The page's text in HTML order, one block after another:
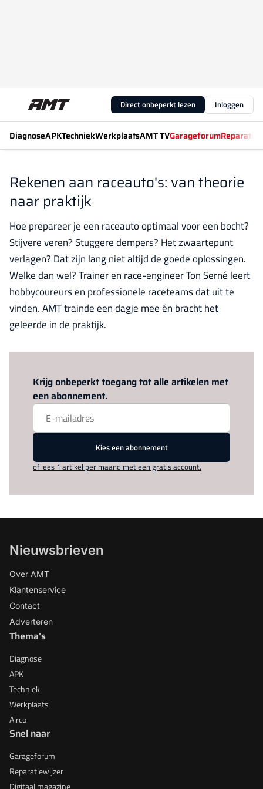
Direct onbeperkt lezen Inloggen
DiagnoseAPKTechniekWerkplaatsAMT TVGarageforum
Rekenen aan raceauto's: van theorie
naar praktijk
Hoe prepareer je een raceauto optimaal voor een bocht?
Stijvere veren? Stuggere dempers? Het zwaartepunt
verlagen? Dat zijn lang niet altijd de goede oplossingen.
Welke dan wel? Trainer en race-engineer Ton Serné leert
hobbycoureurs en professionele raceteams dat uit te
vinden. AMT trainde een dagje mee én bracht het
geleerde in de praktijk.
Krijg onbeperkt toegang tot alle artikelen met
een abonnement.
Kies een abonnement
of lees 1 artikel per maand met een gratis account.
Nieuwsbrieven
Over AMT
Klantenservice
Contact
Adverteren
Thema's
Diagnose
APK
Techniek
Werkplaats
Airco
Snel naar
Garageforum
Reparatiewijzer
Digitaal magazine